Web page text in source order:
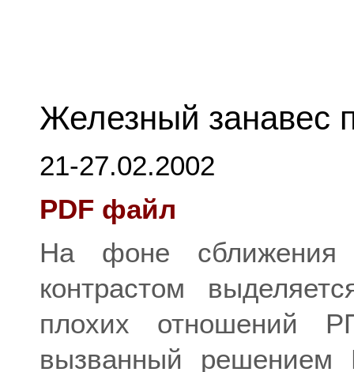
Железный занавес
21-27.02.2002
PDF файл
На фоне сближения
контрастом
плохих отношений
вызванный решением